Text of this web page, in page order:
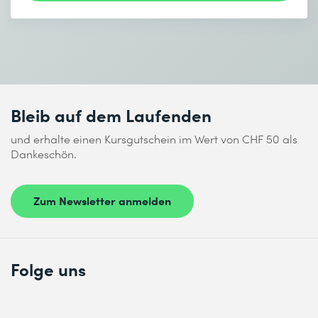
Bleib auf dem Laufenden
und erhalte einen Kursgutschein im Wert von CHF 50 als
Dankeschön.
Zum Newsletter anmelden
Folge uns